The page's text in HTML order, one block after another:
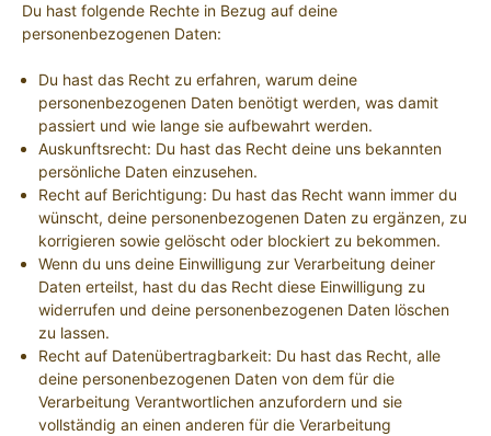
Du hast folgende Rechte in Bezug auf deine
personenbezogenen Daten:
Du hast das Recht zu erfahren, warum deine
personenbezogenen Daten benötigt werden, was damit
passiert und wie lange sie aufbewahrt werden.
Auskunftsrecht: Du hast das Recht deine uns bekannten
persönliche Daten einzusehen.
Recht auf Berichtigung: Du hast das Recht wann immer du
wünscht, deine personenbezogenen Daten zu ergänzen, zu
korrigieren sowie gelöscht oder blockiert zu bekommen.
Wenn du uns deine Einwilligung zur Verarbeitung deiner
Daten erteilst, hast du das Recht diese Einwilligung zu
widerrufen und deine personenbezogenen Daten löschen
zu lassen.
Recht auf Datenübertragbarkeit: Du hast das Recht, alle
deine personenbezogenen Daten von dem für die
Verarbeitung Verantwortlichen anzufordern und sie
vollständig an einen anderen für die Verarbeitung